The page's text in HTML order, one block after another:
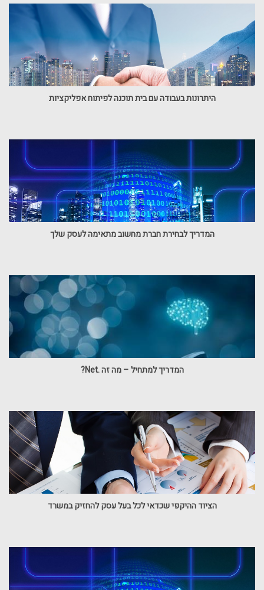
היתרונות בעבודה עם בית תוכנה לפיתוח אפליקציות
המדריך לבחירת חברת מחשוב מתאימה לעסק שלך
המדריך למתחיל – מה זה .Net?
הציוד ההיקפי שכדאי לכל בעל עסק להחזיק במשרד